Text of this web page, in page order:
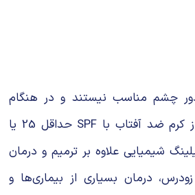
چشم مناسب نیستند و در هنگام
استفاده از آنها باید از کرم ضد آفتاب با SPF حداقل 25 یا
شیمیایی علاوه بر ترمیم و درمان
درمان بسیاری از بیماری‌ها و